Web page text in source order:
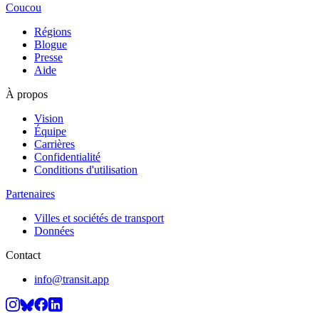
Coucou
Régions
Blogue
Presse
Aide
À propos
Vision
Équipe
Carrières
Confidentialité
Conditions d'utilisation
Partenaires
Villes et sociétés de transport
Données
Contact
info@transit.app